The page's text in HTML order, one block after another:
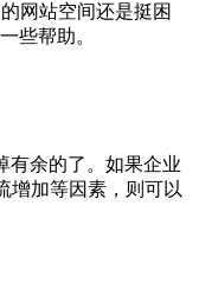
网站空间还是挺困
些帮助。
有余的了。如果企业
增加等因素，则可以